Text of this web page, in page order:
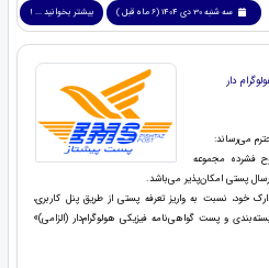
سه شنبه 30 دی 1404 (6 ماه قبل ) بیشتر بخوانید ... !
دار
می‌رساند:
فشرده مجموعه
پستی امکان‌پذیر می‌باشد.
خود، نسبت به واریز تعرفه پستی از طریق پنل کاربری،
و پست گواهی‌نامه فیزیکی هولوگرام‌دار (الزامی)»